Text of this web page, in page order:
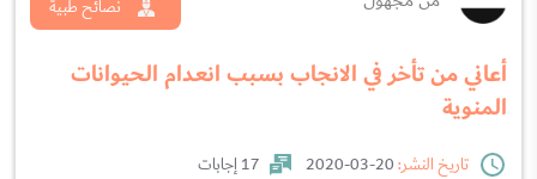
أعاني من تأخر في الانجاب بسبب انعدام الحيوانات
المنوية
نصائح طبية
تاريخ النشر:
17 إجابات